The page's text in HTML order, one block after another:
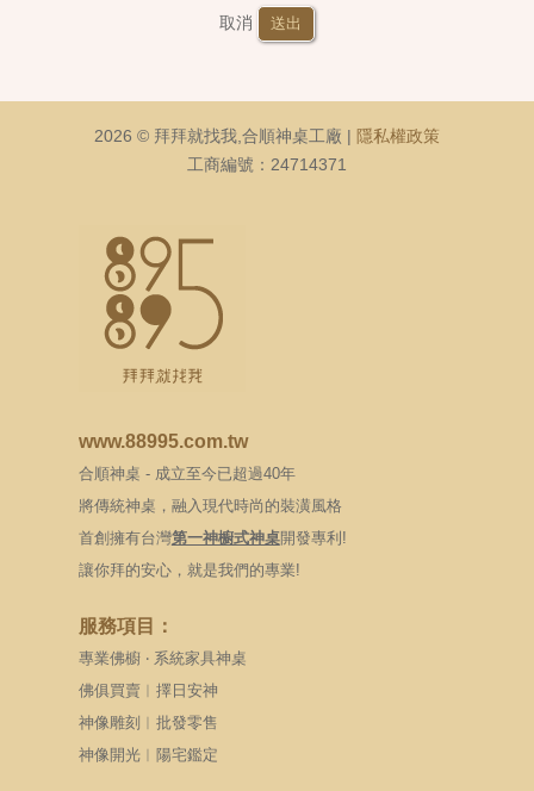
取消 送出
2026 © 拜拜就找我,合順神桌工廠 | 隱私權政策
工商編號：24714371
www.88995.com.tw
合順神桌 - 成立至今已超過40年
將傳統神桌，融入現代時尚的裝潢風格
首創擁有台灣第一神櫥式神桌開發專利!
讓你拜的安心，就是我們的專業!
服務項目：
專業佛櫥 ‧ 系統家具神桌
佛俱買賣︱擇日安神
神像雕刻︱批發零售
神像開光︱陽宅鑑定